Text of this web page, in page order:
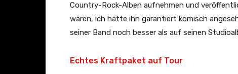
Country-Rock-Alben aufnehmen und
wären, ich hätte ihn garantiert komisch
seiner Band noch besser als auf seinen
Echtes Kraftpaket auf Tour